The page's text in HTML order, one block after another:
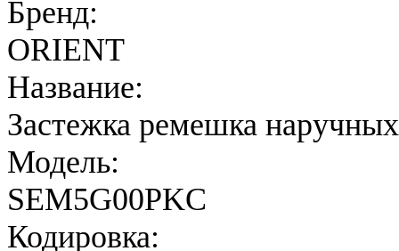
Бренд:
ORIENT
Название:
Застежка ремешка
Модель:
SEM5G00PKC
Кодировка: